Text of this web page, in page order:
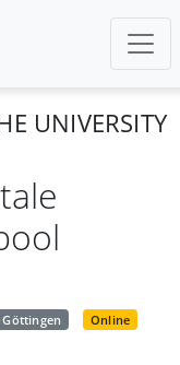
UNIVERSITY
Online